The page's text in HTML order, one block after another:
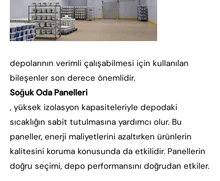
depolarının verimli çalışabilmesi için kullanılan
bileşenler son derece önemlidir.
Soğuk Oda Panelleri
, yüksek izolasyon kapasiteleriyle depodaki
sıcaklığın sabit tutulmasına yardımcı olur. Bu
paneller, enerji maliyetlerini azaltırken ürünlerin
kalitesini koruma konusunda da etkilidir. Panellerin
doğru seçimi, depo performansını doğrudan etkiler.